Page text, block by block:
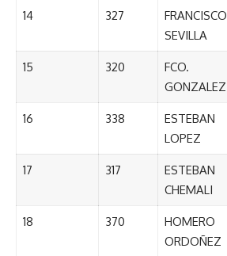
14 327
FRANCISCO
SEVILLA
15 320
FCO.
GONZALEZ
16 338
ESTEBAN
LOPEZ
17 317
ESTEBAN
CHEMALI
18 370
HOMERO
ORDOÑEZ